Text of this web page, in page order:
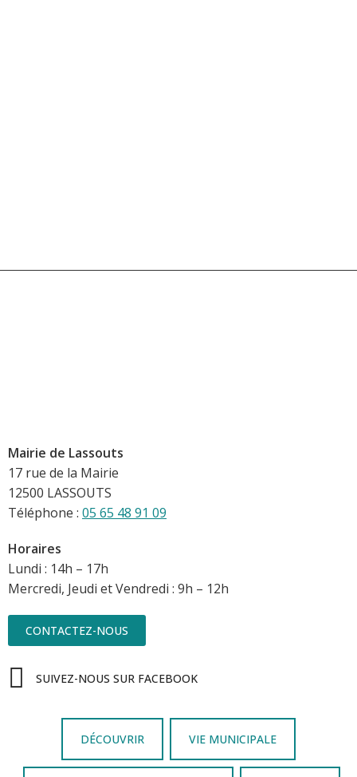
Mairie de Lassouts
17 rue de la Mairie
12500 LASSOUTS
Téléphone : 05 65 48 91 09
Horaires
Lundi : 14h – 17h
Mercredi, Jeudi et Vendredi : 9h – 12h
CONTACTEZ-NOUS
SUIVEZ-NOUS SUR FACEBOOK
DÉCOUVRIR VIE MUNICIPALE